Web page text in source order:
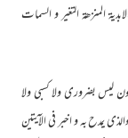
المنزھۃ التغیر و السمات
لیس بضروری ولا کسبی ولا
یمدح بہ و اخبر فی الآیتین